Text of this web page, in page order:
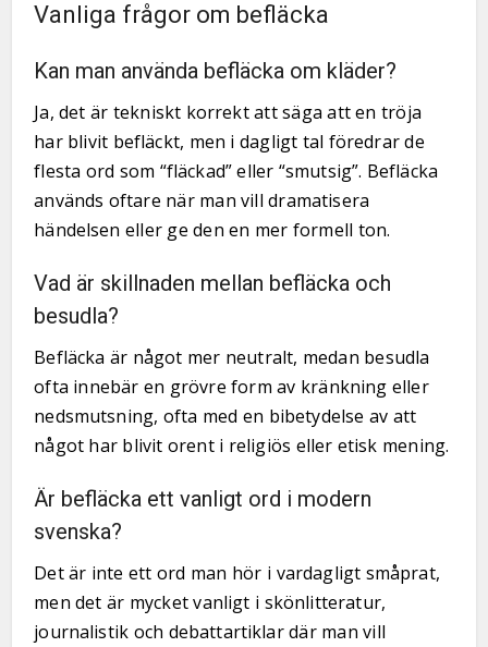
Vanliga frågor om befläcka
Kan man använda befläcka om kläder?
Ja, det är tekniskt korrekt att säga att en tröja
har blivit befläckt, men i dagligt tal föredrar de
flesta ord som “fläckad” eller “smutsig”. Befläcka
används oftare när man vill dramatisera
händelsen eller ge den en mer formell ton.
Vad är skillnaden mellan befläcka och
besudla?
Befläcka är något mer neutralt, medan besudla
ofta innebär en grövre form av kränkning eller
nedsmutsning, ofta med en bibetydelse av att
något har blivit orent i religiös eller etisk mening.
Är befläcka ett vanligt ord i modern
svenska?
Det är inte ett ord man hör i vardagligt småprat,
men det är mycket vanligt i skönlitteratur,
journalistik och debattartiklar där man vill